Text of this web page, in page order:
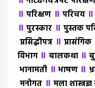
॥परिक्षण ॥ परिचय ॥
॥पुरस्कार ॥ पुस्तक
प्रसिद्धीपत्र ॥ प्रासंगिक
विभाग ॥ बालकथा ॥
भानामती ॥भाषण ॥
मनोगत ॥ मला